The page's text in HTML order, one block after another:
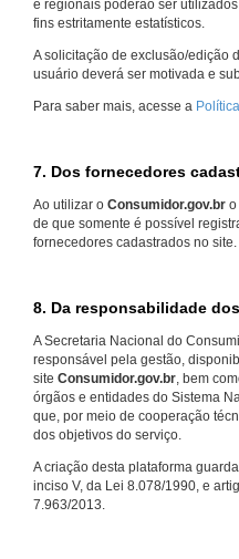
e regionais poderão ser
fins estritamente estatísticos.
A solicitação de exclusão/edição
usuário deverá ser motivada e
Para saber mais, acesse a
7. Dos fornecedores
Ao utilizar o Consumidor.gov.br o
de que somente é possível
fornecedores cadastrados no site.
8. Da responsabilidade
A Secretaria Nacional do
responsável pela gestão,
site Consumidor.gov.br, bem
órgãos e entidades do Sistema
que, por meio de cooperação
dos objetivos do serviço.
A criação desta plataforma
inciso V, da Lei 8.078/1990, e
7.963/2013.